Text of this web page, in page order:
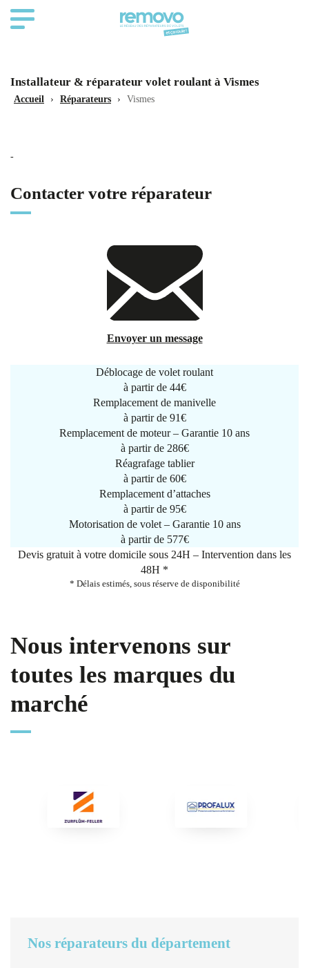
Installateur & réparateur volet roulant à Vismes
Accueil › Réparateurs › Vismes
-
Contacter votre réparateur
Envoyer un message
Déblocage de volet roulant
à partir de 44€
Remplacement de manivelle
à partir de 91€
Remplacement de moteur – Garantie 10 ans
à partir de 286€
Réagrafage tablier
à partir de 60€
Remplacement d’attaches
à partir de 95€
Motorisation de volet – Garantie 10 ans
à partir de 577€
Devis gratuit à votre domicile sous 24H – Intervention dans les
48H *
* Délais estimés, sous réserve de disponibilité
Nous intervenons sur
toutes les marques du
marché
Nos réparateurs du département